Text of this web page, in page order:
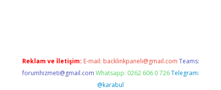
Reklam ve İletişim: E-mail: backlinkpaneli@gmail.com Teams:
forumhizmeti@gmail.com Whatsapp: 0262 606 0 726 Telegram:
@karabul